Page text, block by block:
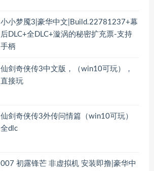
小小梦魇3|豪华中文|Build.22781237+幕
后DLC+全DLC+漩涡的秘密扩充票-支持
手柄
仙剑奇侠传3中文版，（win10可玩），
直接玩
仙剑奇侠传3外传问情篇（win10可玩）
全dlc
007 初露锋芒 非虚拟机 安装即撸|豪华中